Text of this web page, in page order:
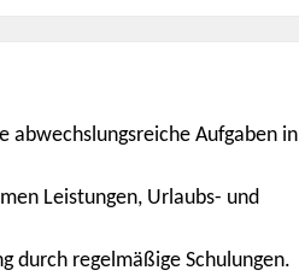
abwechslungsreiche Aufgaben in
Leistungen, Urlaubs- und
durch regelmäßige Schulungen.